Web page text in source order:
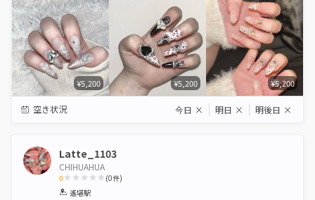
¥5,200 ¥5,200 ¥5,200
空き状況 今日 × 明日 × 明後日 ×
Latte_1103
CHIHUAHUA
0
1 2 3 4
(0件)
遙堪駅